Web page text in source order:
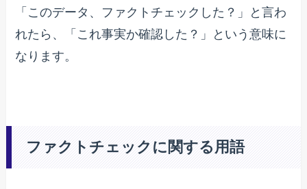
「このデータ、ファクトチェックした？」と言わ
れたら、「これ事実か確認した？」という意味に
なります。
ファクトチェックに関する用語